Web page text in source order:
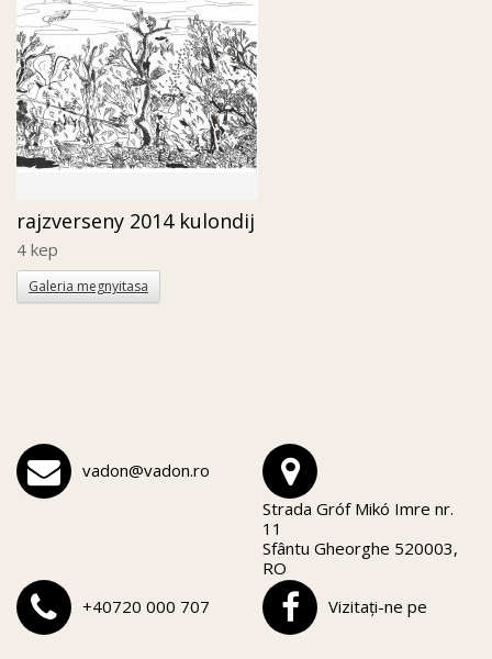
rajzverseny 2014 kulondij
4 kep
Galeria megnyitasa
vadon@vadon.ro
Strada Gróf Mikó Imre nr.
11
Sfântu Gheorghe 520003,
RO
+40720 000 707
Vizitați-ne pe